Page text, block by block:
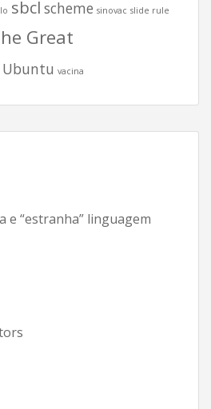
sbcl scheme sinovac slide rule
Great
Ubuntu vacina
e “estranha” linguagem